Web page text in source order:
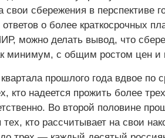
свои сбережения в перспективе
о более краткосрочных
можно делать вывод, что
минимум, с общим ростом цен
прошлого года вдвое по
кто надеется прожить более
Во второй половине
тех, кто рассчитывает на свои